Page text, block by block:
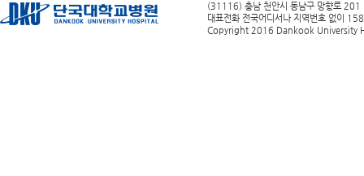
(31116) 충남 천안시 동남구 망향로 201
대표전화 전국어디서나 지역번호 없이
Copyright 2016 Dankook University